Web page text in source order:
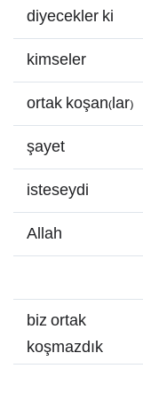
diyecekler ki
kimseler
ortak koşan(lar)
şayet
isteseydi
Allah
biz ortak
koşmazdık